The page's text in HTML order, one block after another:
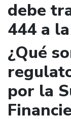
debe
444 a
¿Qué
por la